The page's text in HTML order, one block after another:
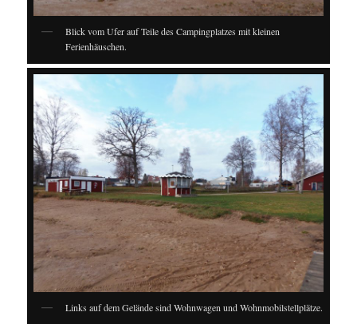
Blick vom Ufer auf Teile des Campingplatzes mit kleinen
Ferienhäuschen.
Links auf dem Gelände sind Wohnwagen und Wohnmobilstellplätze.